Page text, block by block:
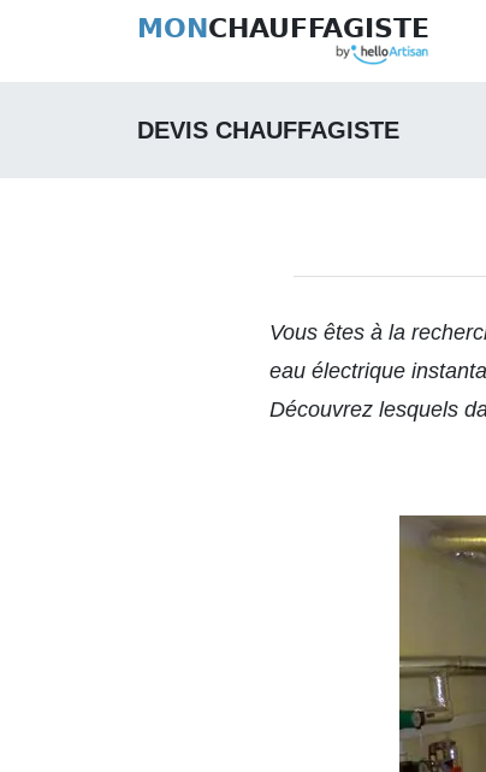
MONCHAUFFAGISTE
DEVIS CHAUFFAGISTE
Vous êtes à la
eau électrique
Découvrez lesquels